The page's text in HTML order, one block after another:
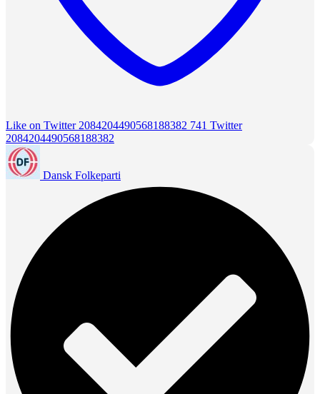
Like on Twitter 2084204490568188382 741 Twitter
2084204490568188382
Dansk Folkeparti